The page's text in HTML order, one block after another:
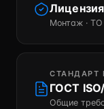
Монтаж · ТО
СТАНДАРТ
ГОСТ
Общие